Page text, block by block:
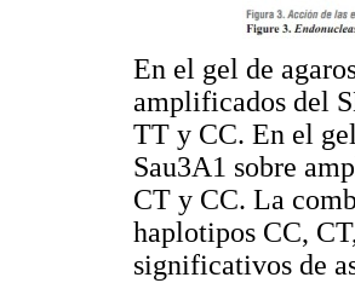
En el gel de
amplificados del
TT y CC. En el
Sau3A1 sobre
CT y CC. La
haplotipos CC,
significativos de